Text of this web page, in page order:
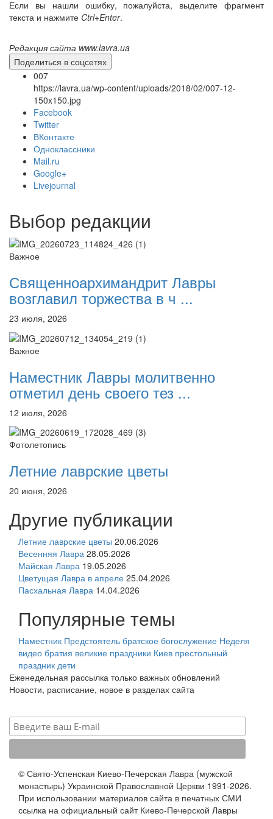
Онлайн трансляции
Веб-камеры
12 сентября 2015Название трансляции
12 сентября 2015
12 сентября 2015Название трансляции
12 сентября 2015
12 сентября 2015
12 сентября 2015
12 сентября 2015
12 сентября 2015
Перейти к архиву
Если вы нашли ошибку, пожалуйста, выделите фрагмент
текста и нажмите Ctrl+Enter.
Редакция сайта www.lavra.ua
Поделиться в соцсетях
007
https://lavra.ua/wp-content/uploads/2018/02/007-12-
150x150.jpg
Facebook
Twitter
ВКонтакте
Одноклассники
Mail.ru
Google+
Livejournal
Выбор редакции
Важное
Священноархимандрит Лавры
возглавил торжества в ч ...
23 июля, 2026
Важное
Наместник Лавры молитвенно
отметил день своего тез ...
12 июля, 2026
Фотолетопись
Летние лаврские цветы
20 июня, 2026
Другие публикации
Летние лаврские цветы 20.06.2026
Весенняя Лавра 28.05.2026
Майская Лавра 19.05.2026
Цветущая Лавра в апреле 25.04.2026
Пасхальная Лавра 14.04.2026
Популярные темы
Наместник Предстоятель братское богослужение Неделя
видео братия великие праздники Киев престольный
праздник дети
Еженедельная рассылка только важных обновлений
Новости, расписание, новое в разделах сайта
© Свято-Успенская Киево-Печерская Лавра (мужской
монастырь) Украинской Православной Церкви 1991-2026.
При использовании материалов сайта в печатных СМИ
ссылка на официальный сайт Киево-Печерской Лавры